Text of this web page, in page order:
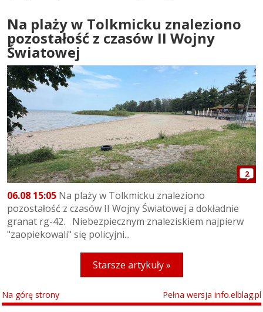
Na plaży w Tolkmicku znaleziono
pozostałość z czasów II Wojny
Światowej
2
06.08 15:05 Na plaży w Tolkmicku znaleziono
pozostałość z czasów II Wojny Światowej a dokładnie
granat rg-42. Niebezpiecznym znaleziskiem najpierw
"zaopiekowali" się policyjni...
Starsze artykuły »
Na górę strony Pełna wersja info.elblag.pl